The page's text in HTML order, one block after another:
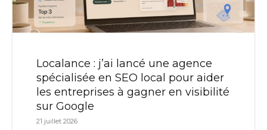
Localance : j’ai lancé une agence
spécialisée en SEO local pour aider
les entreprises à gagner en visibilité
sur Google
21 juillet 2026